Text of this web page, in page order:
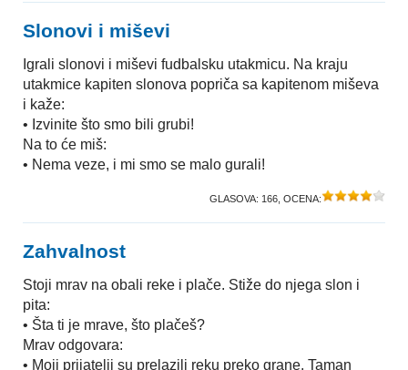
Slonovi i miševi
Igrali slonovi i miševi fudbalsku utakmicu. Na kraju
utakmice kapiten slonova popriča sa kapitenom miševa
i kaže:
• Izvinite što smo bili grubi!
Na to će miš:
• Nema veze, i mi smo se malo gurali!
GLASOVA: 166 , OCENA:
Zahvalnost
Stoji mrav na obali reke i plače. Stiže do njega slon i
pita:
• Šta ti je mrave, što plačeš?
Mrav odgovara:
• Moji prijatelji su prelazili reku preko grane. Taman